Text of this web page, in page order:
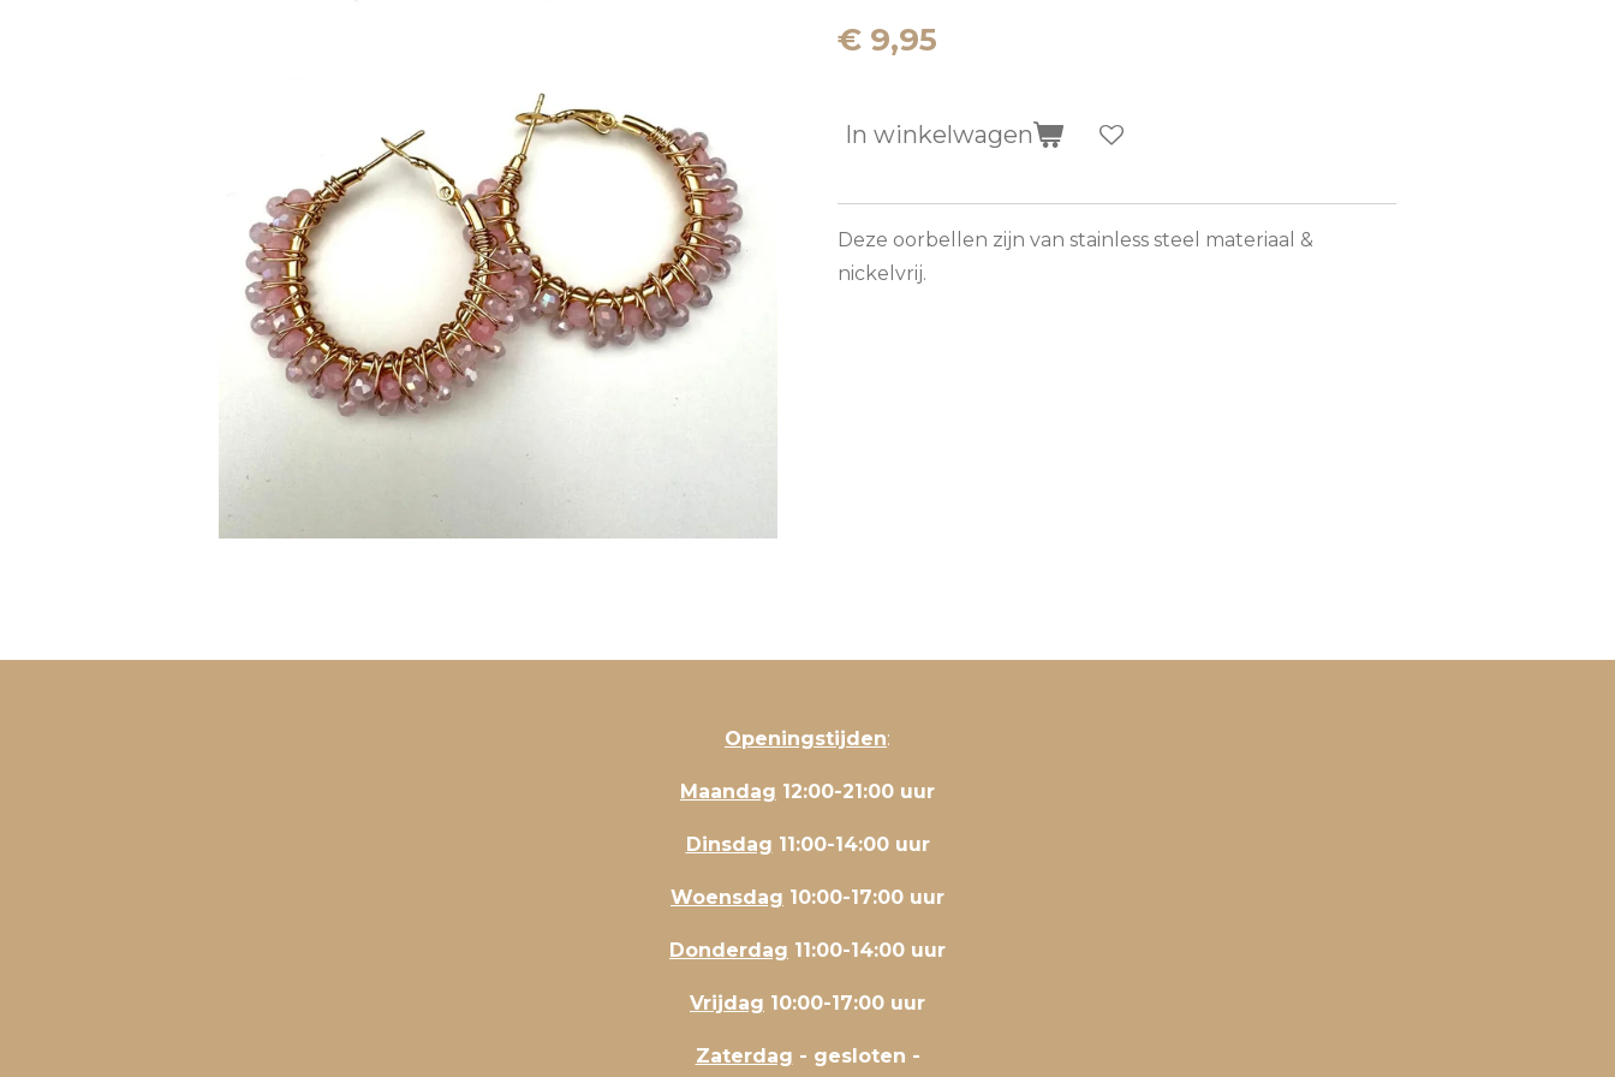
€ 9,95
In winkelwagen
Deze oorbellen zijn van stainless steel materiaal &
nickelvrij.
Openingstijden:
Maandag 12:00-21:00 uur
Dinsdag 11:00-14:00 uur
Woensdag 10:00-17:00 uur
Donderdag 11:00-14:00 uur
Vrijdag 10:00-17:00 uur
Zaterdag - gesloten -